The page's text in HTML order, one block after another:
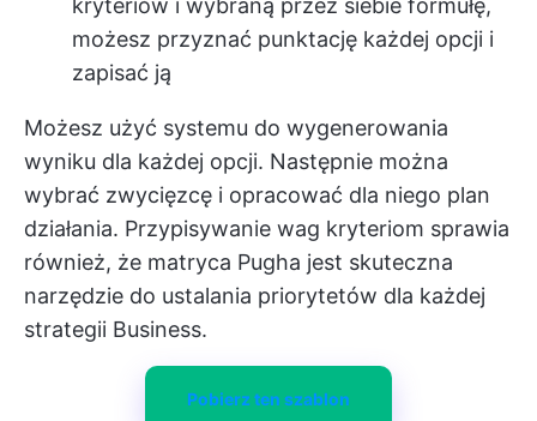
kryteriów i wybraną przez siebie formułę,
możesz przyznać punktację każdej opcji i
zapisać ją
Możesz użyć systemu do wygenerowania
wyniku dla każdej opcji. Następnie można
wybrać zwycięzcę i opracować dla niego plan
działania. Przypisywanie wag kryteriom sprawia
również, że matryca Pugha jest skuteczna
narzędzie do ustalania priorytetów dla każdej
strategii Business.
Pobierz ten szablon